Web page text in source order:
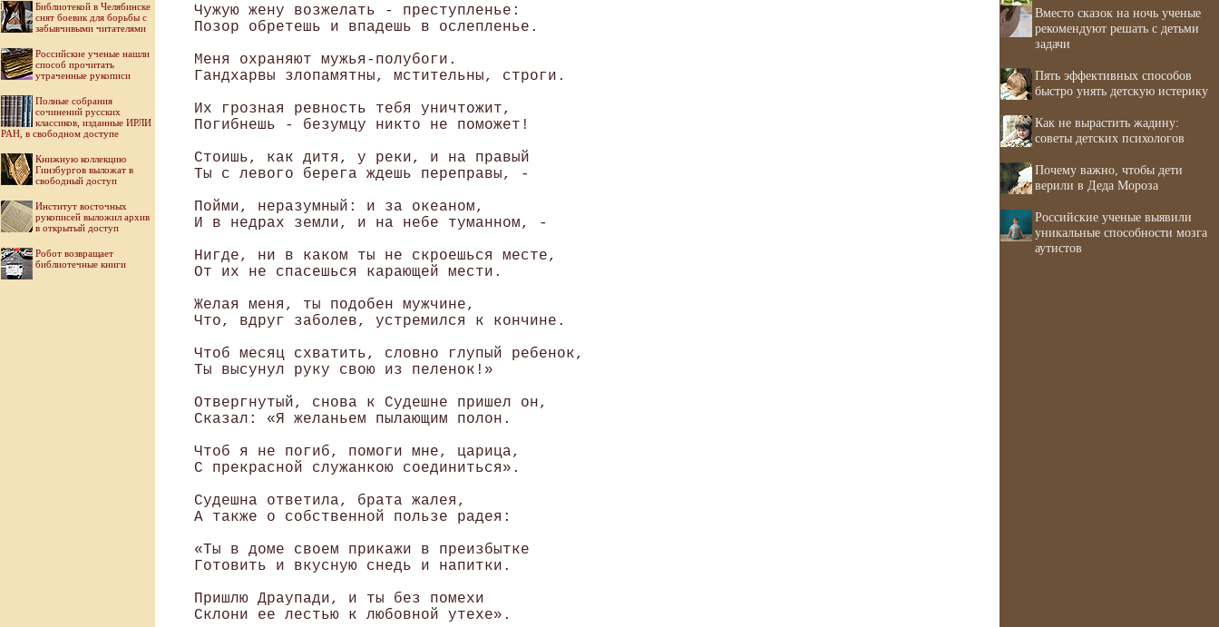
Библиотекой в Челябинске
снят боевик для борьбы с
забывчивыми читателями
Российские ученые нашли
способ прочитать
утраченные рукописи
Полные собрания
сочинений русских
классиков, изданные ИРЛИ
РАН, в свободном доступе
Книжную коллекцию
Гинзбургов выложат в
свободный доступ
Институт восточных
рукописей выложил архив
в открытый доступ
Робот возвращает
библиотечные книги
Чужую жену возжелать - преступленье:
Позор обретешь и впадешь в ослепленье.
Меня охраняют мужья-полубоги.
Гандхарвы злопамятны, мстительны, строги.
Их грозная ревность тебя уничтожит,
Погибнешь - безумцу никто не поможет!
Стоишь, как дитя, у реки, и на правый
Ты с левого берега ждешь переправы, -
Пойми, неразумный: и за океаном,
И в недрах земли, и на небе туманном, -
Нигде, ни в каком ты не скроешься месте,
От их не спасешься карающей мести.
Желая меня, ты подобен мужчине,
Что, вдруг заболев, устремился к кончине.
Чтоб месяц схватить, словно глупый ребенок,
Ты высунул руку свою из пеленок!»
Отвергнутый, снова к Судешне пришел он,
Сказал: «Я желаньем пылающим полон.
Чтоб я не погиб, помоги мне, царица,
С прекрасной служанкою соединиться».
Судешна ответила, брата жалея,
А также о собственной пользе радея:
«Ты в доме своем прикажи в преизбытке
Готовить и вкусную снедь и напитки.
Пришлю Драупади, и ты без помехи
Склони ее лестью к любовной утехе».
Вместо сказок на ночь ученые
рекомендуют решать с детьми
задачи
Пять эффективных способов
быстро унять детскую истерику
Как не вырастить жадину:
советы детских психологов
Почему важно, чтобы дети
верили в Деда Мороза
Российские ученые выявили
уникальные способности мозга
аутистов